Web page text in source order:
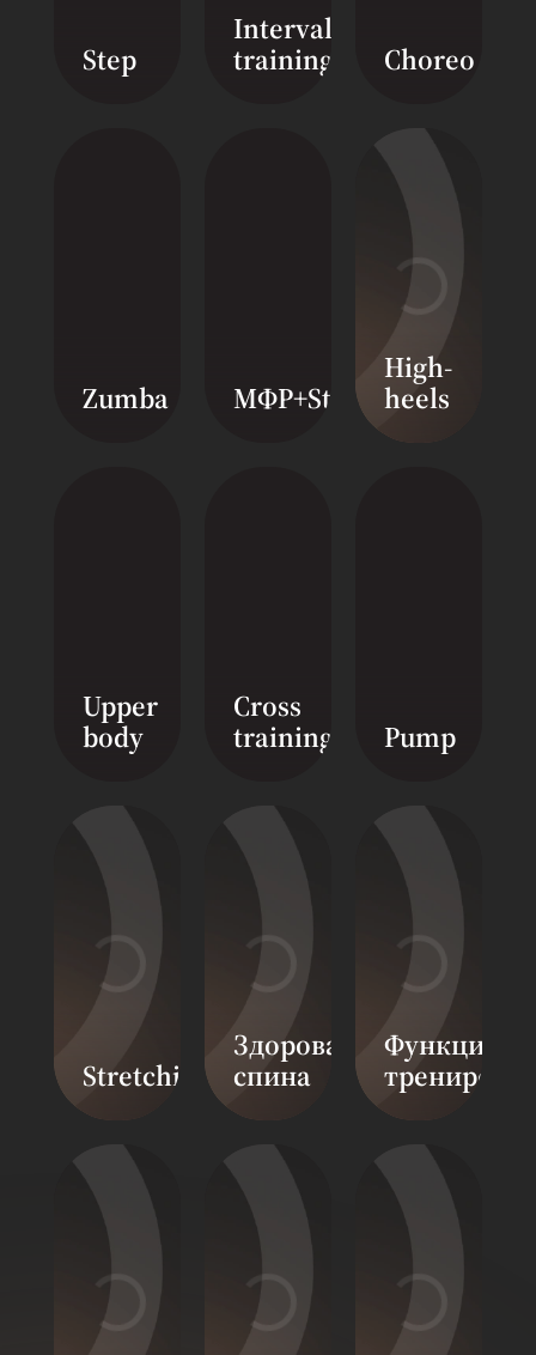
Step
Interval
training Choreo
Zumba МФР+Stretching
High-
heels
Upper
body
Cross
training Pump
Stretching
Здоровая
спина тренировка